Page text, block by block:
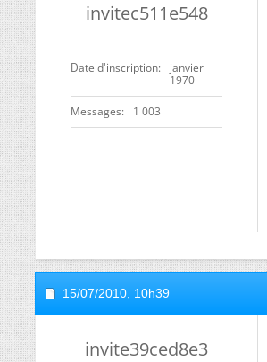
invitec511e548
Date d'inscription
janvier
1970
Messages 1 003
15/07/2010, 10h39
invite39ced8e3